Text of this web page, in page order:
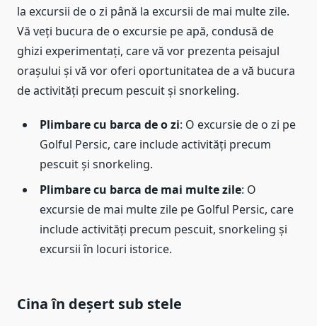
la excursii de o zi până la excursii de mai multe zile.
Vă veți bucura de o excursie pe apă, condusă de
ghizi experimentați, care vă vor prezenta peisajul
orașului și vă vor oferi oportunitatea de a vă bucura
de activități precum pescuit și snorkeling.
Plimbare cu barca de o zi: O excursie de o zi pe
Golful Persic, care include activități precum
pescuit și snorkeling.
Plimbare cu barca de mai multe zile: O
excursie de mai multe zile pe Golful Persic, care
include activități precum pescuit, snorkeling și
excursii în locuri istorice.
Cina în deșert sub stele